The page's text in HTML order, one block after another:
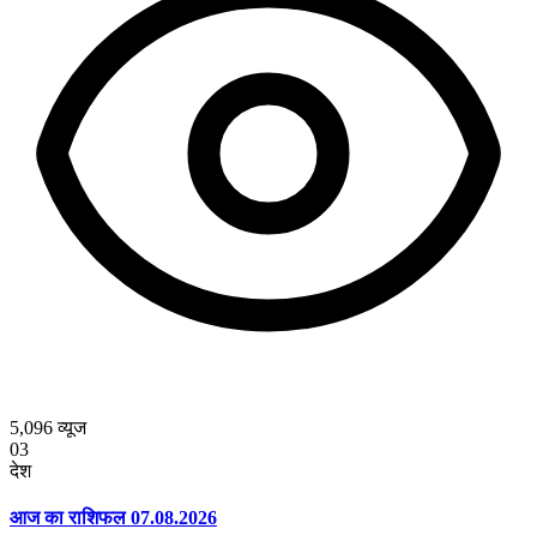
5,096व्यूज
03
देश
आज का राशिफल 07.08.2026